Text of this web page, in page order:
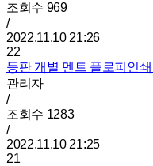
조회수 969
/
2022.11.10 21:26
22
등판 개별 멘트 플로피인
관리자
/
조회수 1283
/
2022.11.10 21:25
21